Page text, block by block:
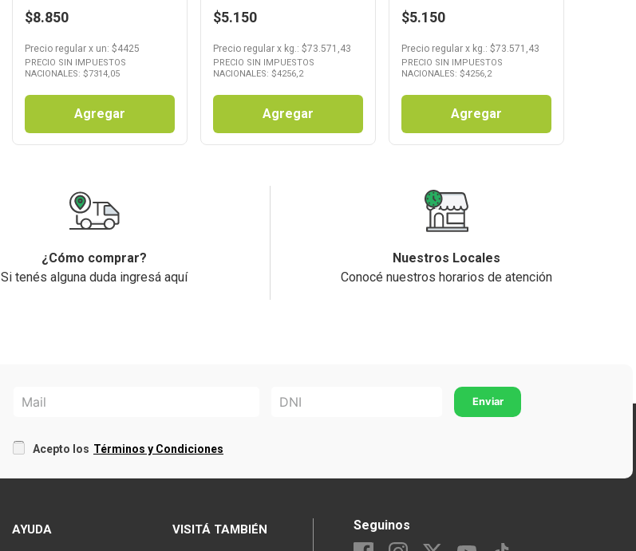
$8.850
Precio regular x un: $4425
PRECIO SIN IMPUESTOS
NACIONALES: $7314,05
Agregar
$5.150
Precio regular x kg.: $73.571,43
PRECIO SIN IMPUESTOS
NACIONALES: $4256,2
Agregar
$5.150
Precio regular x kg.: $73.571,43
PRECIO SIN IMPUESTOS
NACIONALES: $4256,2
Agregar
¿Cómo comprar?
Si tenés alguna duda ingresá aquí
Nuestros Locales
Conocé nuestros horarios de atención
Acepto los Términos y Condiciones
AYUDA VISITÁ TAMBIÉN Seguinos